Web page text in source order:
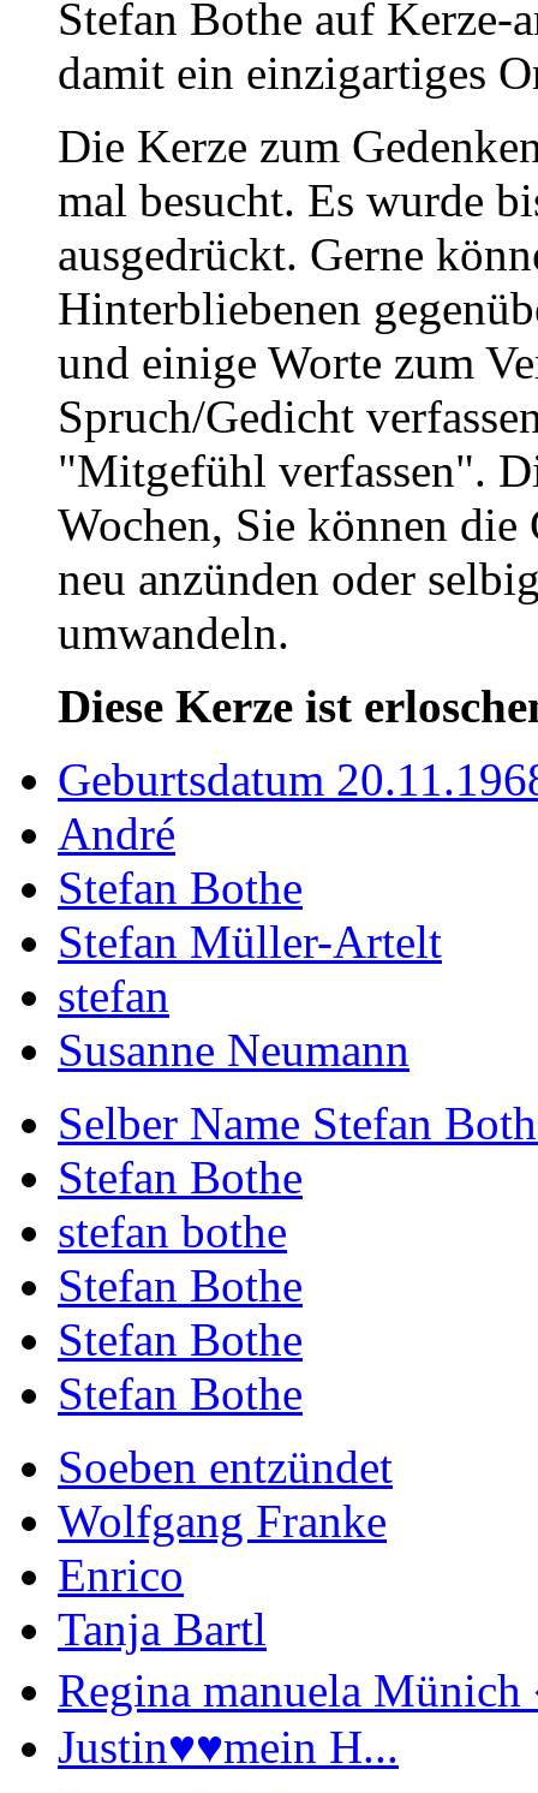
Stefan Bothe auf Kerze-
damit ein einzigartiges
Die Kerze zum
mal besucht. Es wurde
ausgedrückt. Gerne
Hinterbliebenen
und einige Worte zum
Spruch/Gedicht
"Mitgefühl verfassen".
Wochen, Sie können die
neu anzünden oder
umwandeln.
Diese Kerze ist
Geburtsdatum
André
Stefan Bothe
Stefan Müller-Artelt
stefan
Susanne Neumann
Selber Name Stefan
Stefan Bothe
stefan bothe
Stefan Bothe
Stefan Bothe
Stefan Bothe
Soeben entzündet
Wolfgang Franke
Enrico
Tanja Bartl
Regina manuela
Justin♥️♥️mein H...